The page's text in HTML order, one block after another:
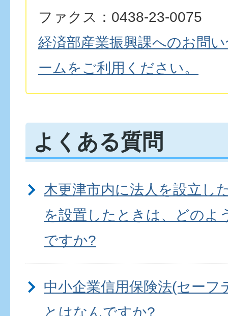
ファクス：0438-23-0075
経済部産業振興課へのお問
ームをご利用ください。
よくある質問
木更津市内に法人を設立し
を設置したときは、どのよ
ですか?
中小企業信用保険法(セーフ
とはなんですか?